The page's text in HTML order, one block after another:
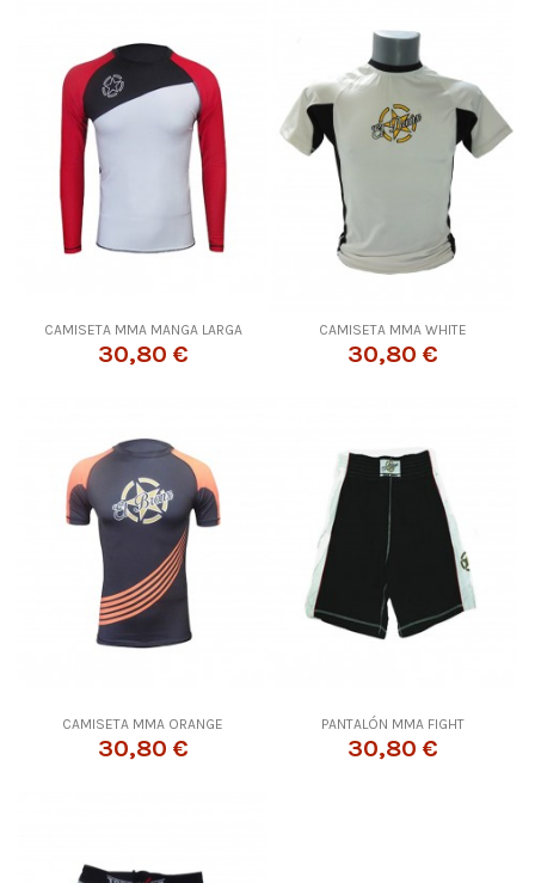
CAMISETA MMA MANGA LARGA
30,80 €
CAMISETA MMA WHITE
30,80 €
CAMISETA MMA ORANGE
30,80 €
PANTALÓN MMA FIGHT
30,80 €